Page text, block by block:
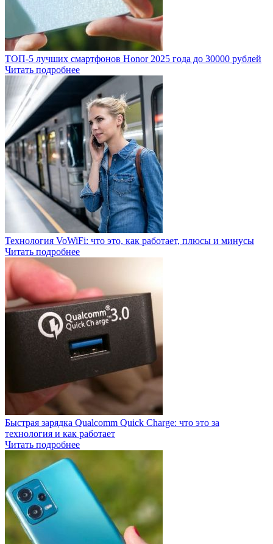
ТОП-5 лучших смартфонов Honor 2025 года до 30000 рублей
Читать подробнее
Технология VoWiFi: что это, как работает, плюсы и минусы
Читать подробнее
Быстрая зарядка Qualcomm Quick Charge: что это за
технология и как работает
Читать подробнее